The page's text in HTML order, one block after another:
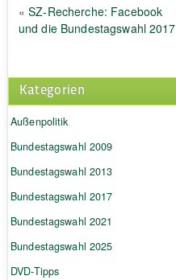
«SZ-Recherche: Facebook
und die Bundestagswahl 2017
Kategorien
Außenpolitik
Bundestagswahl 2009
Bundestagswahl 2013
Bundestagswahl 2017
Bundestagswahl 2021
Bundestagswahl 2025
DVD-Tipps